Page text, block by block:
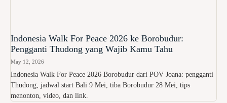
Indonesia Walk For Peace 2026 ke Borobudur:
Pengganti Thudong yang Wajib Kamu Tahu
May 12, 2026
Indonesia Walk For Peace 2026 Borobudur dari POV Joana: pengganti
Thudong, jadwal start Bali 9 Mei, tiba Borobudur 28 Mei, tips
menonton, video, dan link.